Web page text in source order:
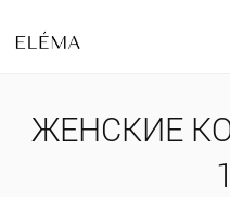
ЖЕНСКИЕ